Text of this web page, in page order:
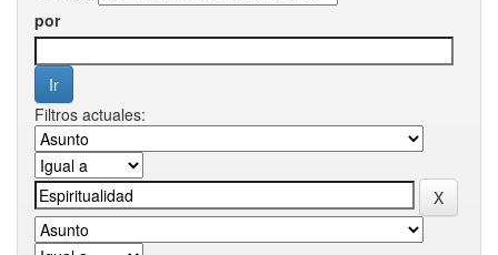
por
Filtros actuales: